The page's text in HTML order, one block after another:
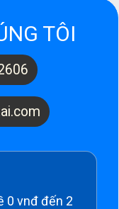
TÔI
0 vnđ đến 2